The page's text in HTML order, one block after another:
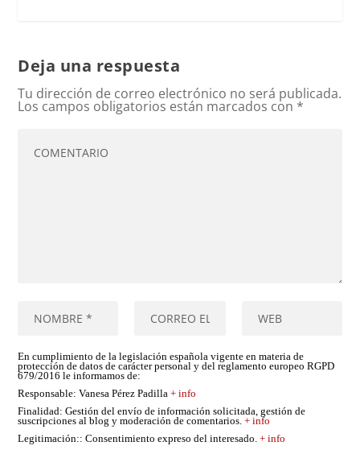
Deja una respuesta
Tu dirección de correo electrónico no será publicada.
Los campos obligatorios están marcados con *
En cumplimiento de la legislación española vigente en materia de
protección de datos de carácter personal y del reglamento europeo RGPD
679/2016 le informamos de:
Responsable: Vanesa Pérez Padilla+ info
Finalidad: Gestión del envío de información solicitada, gestión de
suscripciones al blog y moderación de comentarios.+ info
Legitimación:: Consentimiento expreso del interesado.+ info